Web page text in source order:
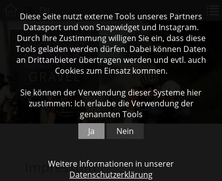
Impressum
Diese Seite nutzt externe Tools unseres Partners
Datasport und von Snapwidget und Instagram.
Durch Ihre Zustimmung willigen Sie ein, dass diese
Tools geladen werden dürfen. Dabei können Daten
an Drittanbieter übertragen werden und evtl. auch
Cookies zum Einsatz kommen.
Sie können der Verwendung dieser Systeme hier
zustimmen: Ich erlaube die Verwendung der
genannten Tools
Ja
Nein
Weitere Informationen in unserer
Datenschutzerklärung